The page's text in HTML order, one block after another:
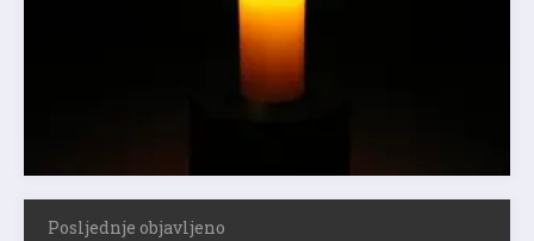
Posljednje objavljeno